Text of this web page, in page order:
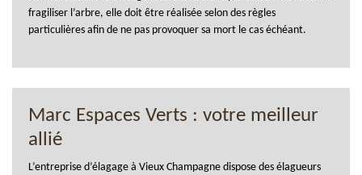
fragiliser l’arbre, elle doit être réalisée selon des règles
particulières afin de ne pas provoquer sa mort le cas échéant.
Marc Espaces Verts : votre meilleur
allié
L’entreprise d’élagage à Vieux Champagne dispose des élagueurs